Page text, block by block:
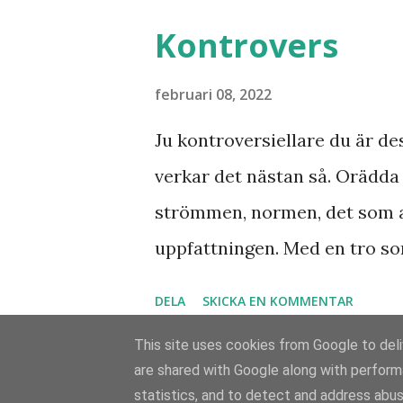
Kontrovers
februari 08, 2022
Ju kontroversiellare du är
verkar det nästan så.
strömmen, normen, det som
uppfattningen. Med en tro
som vågade satsa? Som
trots att de var utan pengar,
brinnande trosvision? Var
DELA SKICKA EN KOMMENTAR
This site uses cookies from Google to
are shared with Google along with
statistics, and to detect and address